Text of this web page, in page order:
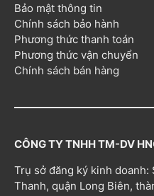
Bảo mật thông tin
Chính sách bảo hành
Phương thức thanh toán
Phương thức vận chuyển
Chính sách bán hàng
CÔNG TY TNHH TM-DV
Trụ sở đăng ký kinh doanh:
Thanh, quận Long Biên,